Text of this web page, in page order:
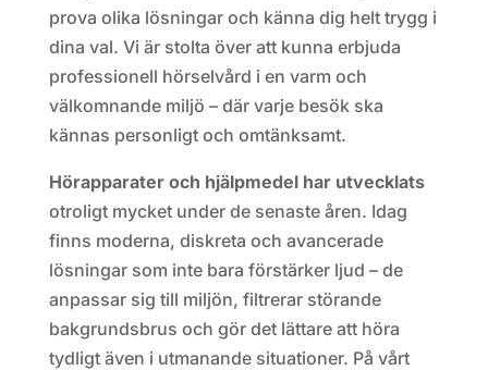
prova olika lösningar och känna dig helt trygg i
dina val. Vi är stolta över att kunna erbjuda
professionell hörselvård i en varm och
välkomnande miljö – där varje besök ska
kännas personligt och omtänksamt.
Hörapparater och hjälpmedel har utvecklats
otroligt mycket under de senaste åren. Idag
finns moderna, diskreta och avancerade
lösningar som inte bara förstärker ljud – de
anpassar sig till miljön, filtrerar störande
bakgrundsbrus och gör det lättare att höra
tydligt även i utmanande situationer. På vårt